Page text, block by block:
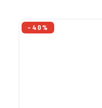
-40%